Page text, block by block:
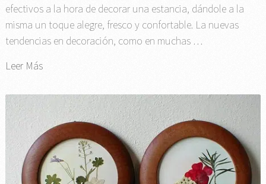
efectivos a la hora de decorar una estancia, dándole a la
misma un toque alegre, fresco y confortable. La nuevas
tendencias en decoración, como en muchas …
Leer Más